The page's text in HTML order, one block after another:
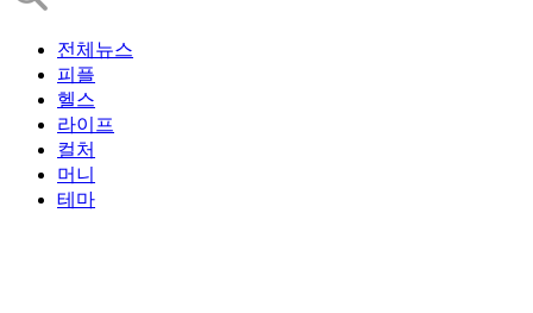
전체뉴스
피플
헬스
라이프
컬처
머니
테마